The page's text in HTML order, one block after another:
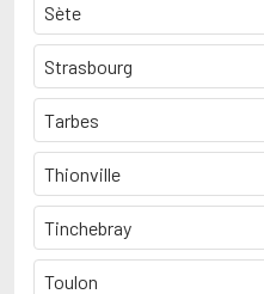
Sète
Strasbourg
Tarbes
Thionville
Tinchebray
Toulon